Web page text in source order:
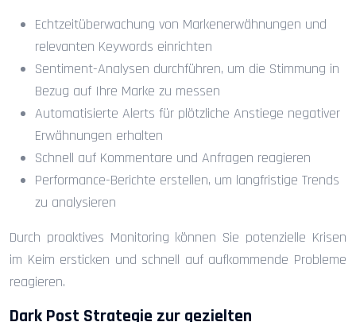
Echtzeitüberwachung von Markenerwähnungen und
relevanten Keywords einrichten
Sentiment-Analysen durchführen, um die Stimmung in
Bezug auf Ihre Marke zu messen
Automatisierte Alerts für plötzliche Anstiege negativer
Erwähnungen erhalten
Schnell auf Kommentare und Anfragen reagieren
Performance-Berichte erstellen, um langfristige Trends
zu analysieren
Durch proaktives Monitoring können Sie potenzielle Krisen
im Keim ersticken und schnell auf aufkommende Probleme
reagieren.
Dark Post Strategie zur gezielten